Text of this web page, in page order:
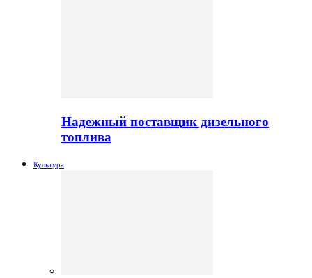
Надежный поставщик дизельного
топлива
Культура